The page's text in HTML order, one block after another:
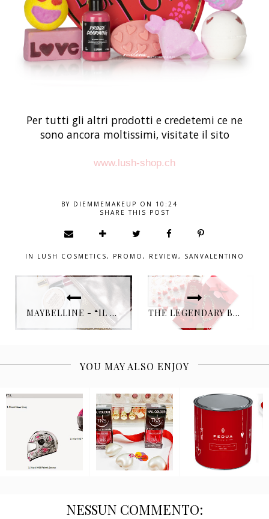
Per tutti gli altri prodotti e credetemi ce ne
sono ancora moltissimi, visitate il sito
www.lush-shop.ch
BY DIEMMEMAKEUP ON 10:24
SHARE THIS POST
IN LUSH COSMETICS, PROMO , REVIEW, SANVALENTINO
MAYBELLINE - “IL TRUCCO È TIRARE FUORI I SOGNI DAL CASSETTO” #ALLYOUCANDREAM THE LEGENDARY BEAUTY-SERUM IN A LIMITED RED-EDITION BY ESTEE LAUDER
YOU MAY ALSO ENJOY
NESSUN COMMENTO: